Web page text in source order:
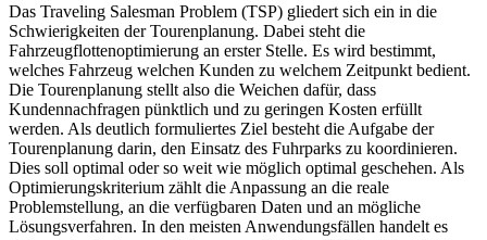
Das Traveling Salesman Problem (TSP) gliedert sich ein in die
Schwierigkeiten der Tourenplanung. Dabei steht die
Fahrzeugflottenoptimierung an erster Stelle. Es wird bestimmt,
welches Fahrzeug welchen Kunden zu welchem Zeitpunkt bedient.
Die Tourenplanung stellt also die Weichen dafür, dass
Kundennachfragen pünktlich und zu geringen Kosten erfüllt
werden. Als deutlich formuliertes Ziel besteht die Aufgabe der
Tourenplanung darin, den Einsatz des Fuhrparks zu koordinieren.
Dies soll optimal oder so weit wie möglich optimal geschehen. Als
Optimierungskriterium zählt die Anpassung an die reale
Problemstellung, an die verfügbaren Daten und an mögliche
Lösungsverfahren. In den meisten Anwendungsfällen handelt es